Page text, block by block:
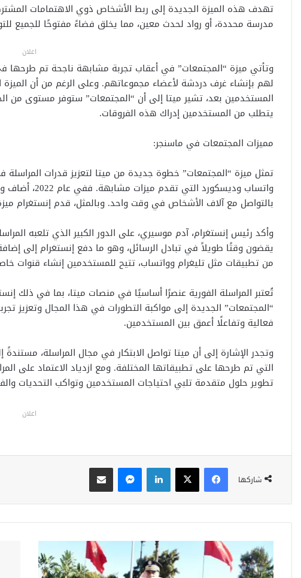
تهدف هذه الميزة الجديدة إلى ربط الأشخاص ذوي الاهتمامات
مدرسة محددة، أو رواد لحدث معين، مما يخلق فضاءً مفتوحًا للجميع
اعلان
لهم بإنشاء غرف دردشة لأعضاء مجموعاتهم. وعلى الرغم من أن الميزة
المستخدمين بعد، تشير ميتا إلى أن “المجتمعات” ستوفر مستوى من
يتطلب من المستخدمين إدراك هذه الفروقات.
مميزات المجتمعات في ماسنجر:
تمثل ميزة “المجتمعات” خطوة جديدة من ميتا لتعزيز قدرات
واتساب
بالتواصل مع آلاف الأشخاص في وقت واحد. وبالمثل، قدم إنستغرام ميزة
وأكد رئيس إنستغرام، آدم موسيري، على الدور الكبير الذي تلعبه
يقضون وقتًا طويلاً في تبادل الرسائل، وهو ما دفع إنستغرام إلى
من تطبيقات مثل تليغرام وواتساب، تتيح للمستخدمين إنشاء قنوات
تُعتبر المراسلة الفورية عنصرًا أساسيًا في منصات ميتا، بما في ذلك
“المجتمعات” الجديدة إلى مواكبة التطورات في هذا المجال وتعزيز
فعالية وتفاعلًا أعمق بين المستخدمين.
وتجدر الإشارة إلى أن ميتا تواصل الابتكار في مجال المراسلة،
التي تم طرحها على تطبيقاتها المختلفة. ومع ازدياد الاعتماد على
تطوير حلول متقدمة تلبي احتياجات المستخدمين وتواكب التحديات
اعلان
شاركها
فيسبوك ‫X لينكدإن
ل
م